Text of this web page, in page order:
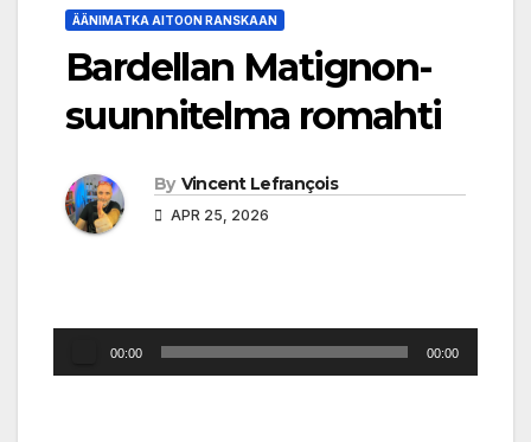
ÄÄNIMATKA AITOON RANSKAAN
Bardellan Matignon-
suunnitelma romahti
By Vincent Lefrançois
APR 25, 2026
Player
00:00 00:00